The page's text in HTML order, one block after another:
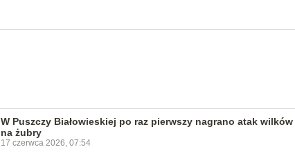
W Puszczy Białowieskiej po raz pierwszy nagrano atak wilków
na żubry
17 czerwca 2026, 07:54